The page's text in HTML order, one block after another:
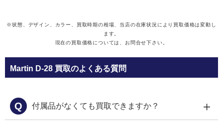
※状態、デザイン、カラー、買取時期の相場、当店の在庫状況により買取価格は変動し
ます。
現在の買取価格については、お問合せ下さい。
Martin D-28 買取のよくある質問
Q 付属品がなくても買取できますか？ ＋